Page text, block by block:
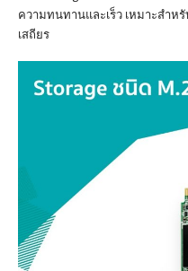
ความทนทานและเร็ว เหมาะสำห
เสถียร